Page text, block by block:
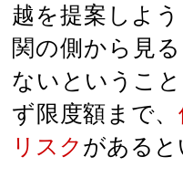
越を提案しよ
関の側から見
ないというこ
ず限度額まで、
リスク があると